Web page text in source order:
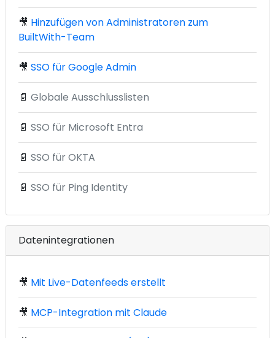
🎥 Hinzufügen von Administratoren zum
BuiltWith-Team
🎥 SSO für Google Admin
📄 Globale Ausschlusslisten
📄 SSO für Microsoft Entra
📄 SSO für OKTA
📄 SSO für Ping Identity
Datenintegrationen
🎥 Mit Live-Datenfeeds erstellt
🎥 MCP-Integration mit Claude